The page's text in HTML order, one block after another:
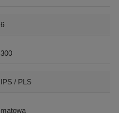
6
300
IPS / PLS
matowa